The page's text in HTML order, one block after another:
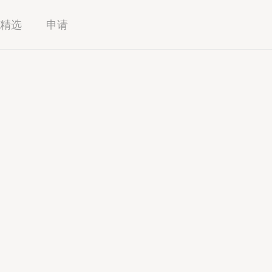
精选 申请